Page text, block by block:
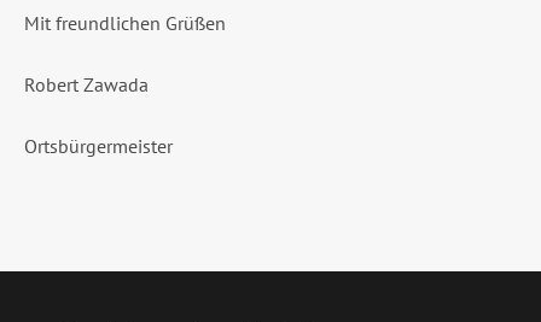
Mit freundlichen Grüßen
Robert Zawada
Ortsbürgermeister